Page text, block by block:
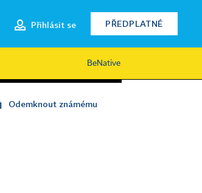
Přihlásit se PŘEDPLATNÉ
BeNative
Odemknout známému